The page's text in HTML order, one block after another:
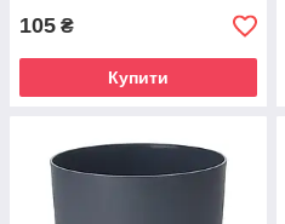
105 ₴
Купити